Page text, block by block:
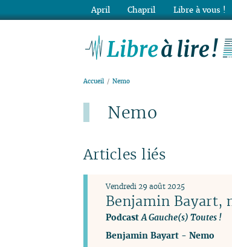
Accueil Nemo
Nemo
Articles liés
Benjamin Bayart,
PodcastA Gauche(s) Toutes !
Vendredi 29 août 2025
Benjamin Bayart- Nemo
April Chapril Libre à vous !